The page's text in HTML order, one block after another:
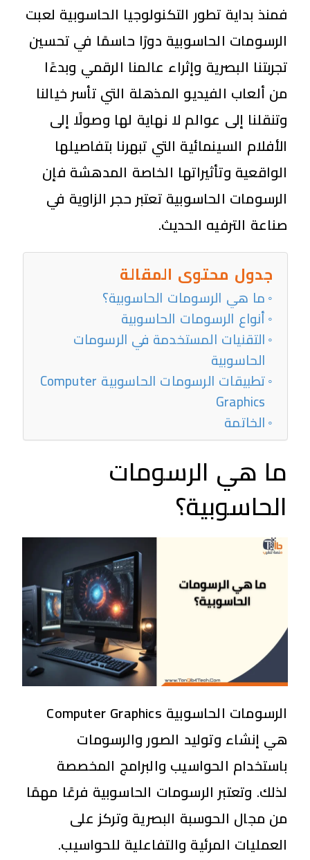
فمنذ بداية تطور التكنولوجيا الحاسوبية لعبت
الرسومات الحاسوبية دورًا حاسمًا في تحسين
تجربتنا البصرية وإثراء عالمنا الرقمي وبدءًا
من ألعاب الفيديو المذهلة التي تأسر خيالنا
وتنقلنا إلى عوالم لا نهاية لها وصولًا إلى
الأفلام السينمائية التي تبهرنا بتفاصيلها
الواقعية وتأثيراتها الخاصة المدهشة فإن
الرسومات الحاسوبية تعتبر حجر الزاوية في
صناعة الترفيه الحديث.
جدول محتوى المقالة
ما هي الرسومات الحاسوبية؟
أنواع الرسومات الحاسوبية
التقنيات المستخدمة في الرسومات
الحاسوبية
تطبيقات الرسومات الحاسوبية Computer
Graphics
الخاتمة
ما هي الرسومات
الحاسوبية؟
الرسومات الحاسوبية Computer Graphics
هي إنشاء وتوليد الصور والرسومات
باستخدام الحواسيب والبرامج المخصصة
لذلك. وتعتبر الرسومات الحاسوبية فرعًا مهمًا
من مجال الحوسبة البصرية وتركز على
العمليات المرئية والتفاعلية للحواسيب.